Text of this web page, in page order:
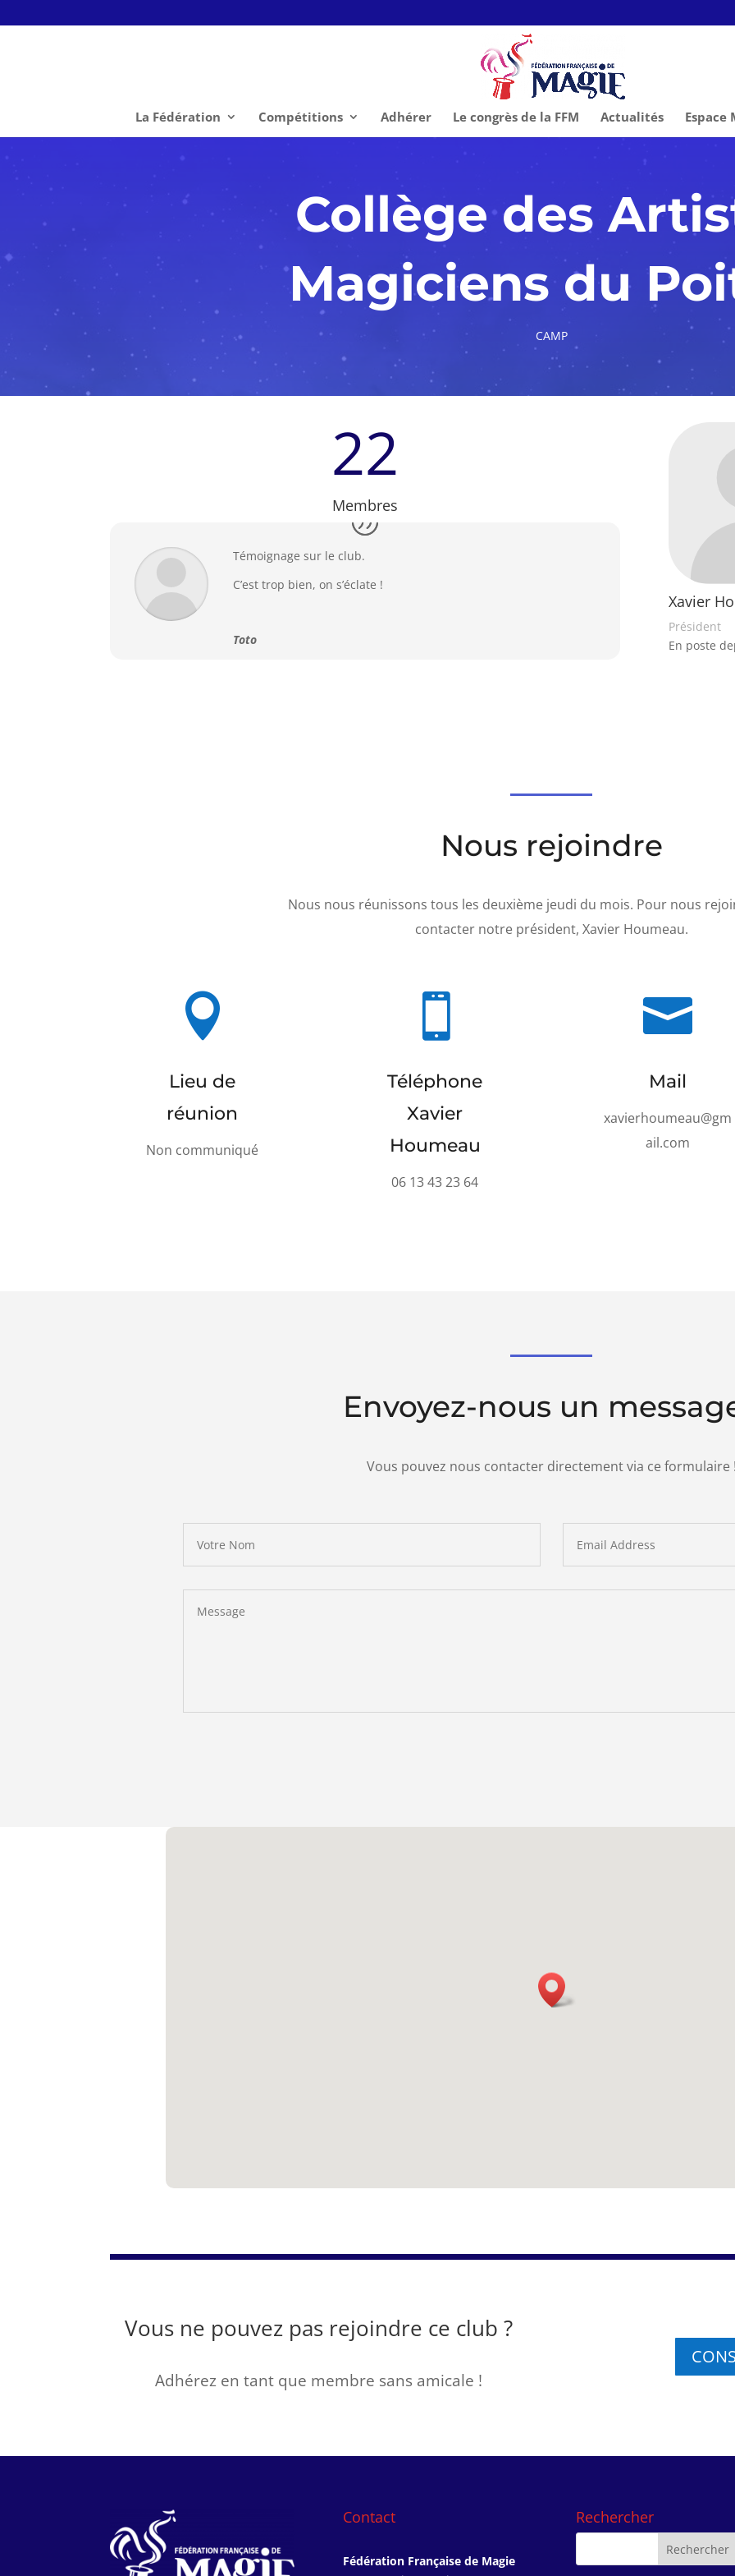
La Fédération Compétitions Adhérer Le congrès de la FFM Actualités Espace
Collège des
Magiciens du
CAMP
22
Membres
Témoignage sur le club.
C’est trop bien, on s’éclate !
Toto
Xavier
Président
En poste
Nous rejoindre
Nous nous réunissons tous les deuxième jeudi du mois. Pour nous
contacter notre président, Xavier Houmeau.

Lieu de
réunion
Non communiqué

Téléphone
Xavier
Houmeau
06 13 43 23 64

Mail
xavierhoumeau@gm
ail.com
Envoyez-nous un
Vous pouvez nous contacter directement via ce formulaire !
Vous ne pouvez pas rejoindre ce club ?
Adhérez en tant que membre sans amicale !
Contact
Fédération Française de Magie
Rechercher